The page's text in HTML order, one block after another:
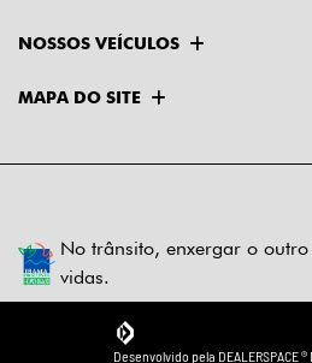
NOSSOS VEÍCULOS
MAPA DO SITE
No trânsito, enxergar o outro
vidas.
Desenvolvido pela DEALERSPACE